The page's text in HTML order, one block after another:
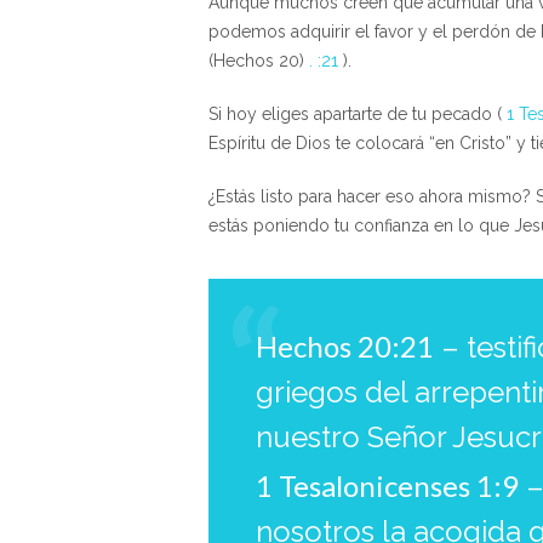
podemos adquirir el favor y el perdón de
(Hechos 20) . :21 ).
Si hoy eliges apartarte de tu pecado ( 1
Espíritu de Dios te colocará “en Cristo” y
¿Estás listo para hacer eso ahora
estás poniendo tu confianza en lo que
Hechos 20:21 –
griegos del
nuestro Señor
1 Tesalonicenses 1:9
nosotros la acogida